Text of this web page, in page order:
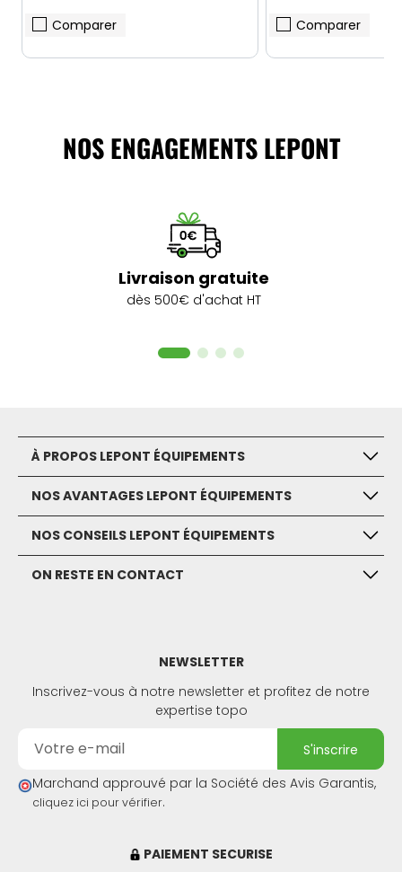
Comparer Comparer
NOS ENGAGEMENTS LEPONT
Livraison gratuite
dès 500€ d'achat HT
À PROPOS LEPONT ÉQUIPEMENTS
NOS AVANTAGES LEPONT ÉQUIPEMENTS
NOS CONSEILS LEPONT ÉQUIPEMENTS
ON RESTE EN CONTACT
PAIEMENT SECURISE
NEWSLETTER
Inscrivez-vous à notre newsletter et profitez de notre
expertise topo
s'inscrire
Marchand approuvé par la Société des Avis Garantis,
cliquez ici pour vérifier.